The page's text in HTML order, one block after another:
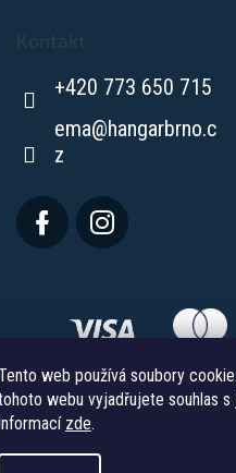
web používá soubory
webu vyjadřujete souhlas s
zde.
Kontakt
+420 773 650 715
ema@hangarbrno.c
z
Copyright